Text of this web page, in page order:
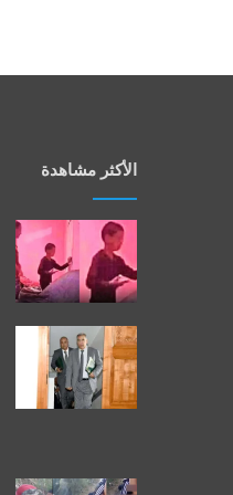
الأكثر مشاهدة